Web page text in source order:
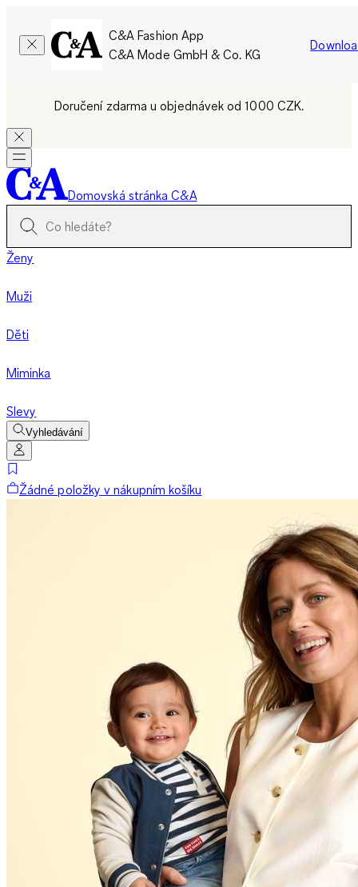
C&A Fashion App
C&A Mode GmbH & Co. KG
Doručení zdarma u objednávek od 1000 CZK.
Domovská stránka C&A
Ženy
Muži
Děti
Miminka
Slevy
Vyhledávání
Žádné položky v nákupním košíku